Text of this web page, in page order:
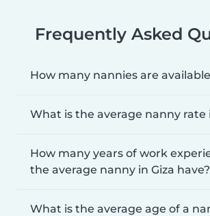
Frequently Asked
How many nannies are available
What is the average nanny rate
How many years of work
the average nanny in Giza have?
What is the average age of a